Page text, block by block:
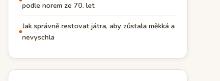
podle norem ze 70. let
Jak správně restovat játra, aby zůstala měkká a
nevyschla